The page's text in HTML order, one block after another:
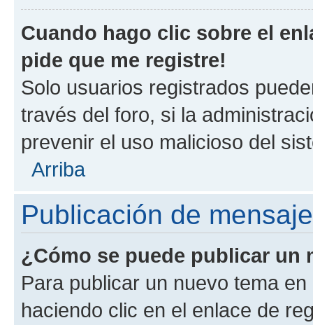
Cuando hago clic sobre el
pide que me registre!
Solo usuarios registrados
través del foro, si la
prevenir el uso malicioso del
Arriba
Publicación de
¿Cómo se puede publicar un
Para publicar un nuevo tema
haciendo clic en el enlace de